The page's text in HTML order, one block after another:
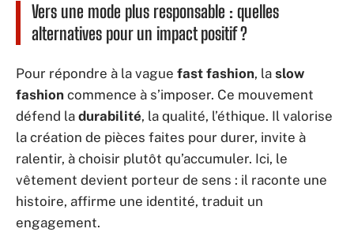
Vers une mode plus responsable : quelles
alternatives pour un impact positif ?
Pour répondre à la vague fast fashion, la slow
fashion commence à s’imposer. Ce mouvement
défend la durabilité, la qualité, l’éthique. Il valorise
la création de pièces faites pour durer, invite à
ralentir, à choisir plutôt qu’accumuler. Ici, le
vêtement devient porteur de sens : il raconte une
histoire, affirme une identité, traduit un
engagement.